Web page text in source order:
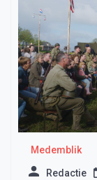
Medemblik
Redactie